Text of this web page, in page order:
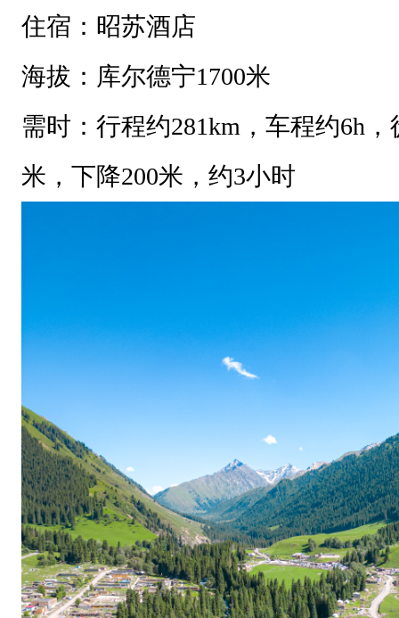
住宿：昭苏酒店
海拔：库尔德宁1700米
需时：行程约281km，车程约6h
米，下降200米，约3小时